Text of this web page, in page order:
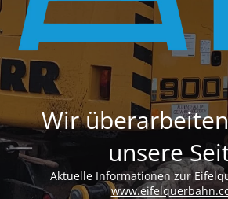
Wir
unsere
Aktuelle Informationen zur